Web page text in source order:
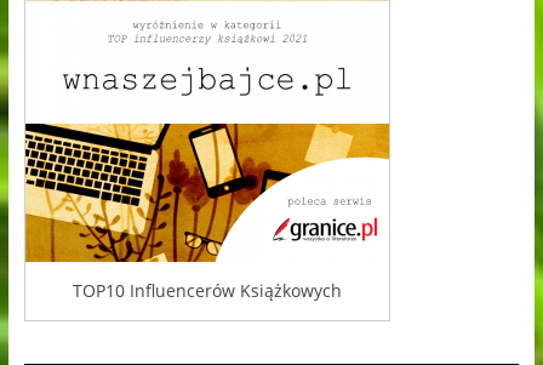
TOP10 Influencerów Książkowych